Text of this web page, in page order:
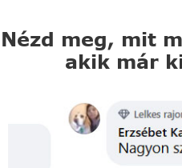
Nézd meg, mit
akik már